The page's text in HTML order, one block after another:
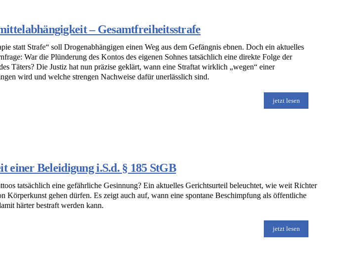
– Gesamtfreiheitsstrafe
statt Strafe“ soll Drogenabhängigen einen Weg aus dem Gefängnis ebnen. Doch ein aktuelles
War die Plünderung des Kontos des eigenen Sohnes tatsächlich eine direkte Folge der
Täters? Die Justiz hat nun präzise geklärt, wann eine Straftat wirklich „wegen“ einer
wird und welche strengen Nachweise dafür unerlässlich sind.
jetzt lesen
einer Beleidigung i.S.d. § 185 StGB
tatsächlich eine gefährliche Gesinnung? Ein aktuelles Gerichtsurteil beleuchtet, wie weit Richter
Körperkunst gehen dürfen. Es zeigt auch auf, wann eine spontane Beschimpfung als öffentliche
härter bestraft werden kann.
jetzt lesen